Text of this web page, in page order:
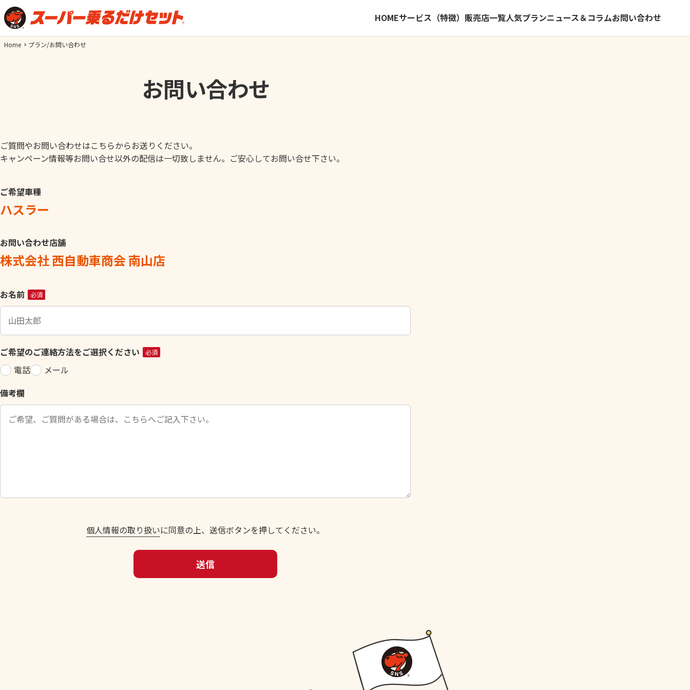
HOMEサービス（特徴） 販売店一覧人気プランニュース＆コラムお問い合わせ
Home プラン/お問い合わせ
お問い合わせ
ご質問やお問い合わせはこちらからお送りください。
キャンペーン情報等お問い合せ以外の配信は一切致しません。ご安心してお問い合せ下さい。
ご希望車種
ハスラー
お問い合わせ店舗
株式会社 西自動車商会 南山店
こ
の
ィ
ー
ル
ド
空
の
だ
お名前 必須
ご希望のご連絡方法をご選択ください 必須
電話
メール
備考欄
個人情報の取り扱いに同意の上、送信ボタンを押してください。